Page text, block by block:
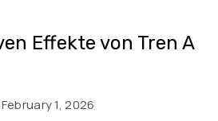
Effekte von Tren A
February 1, 2026